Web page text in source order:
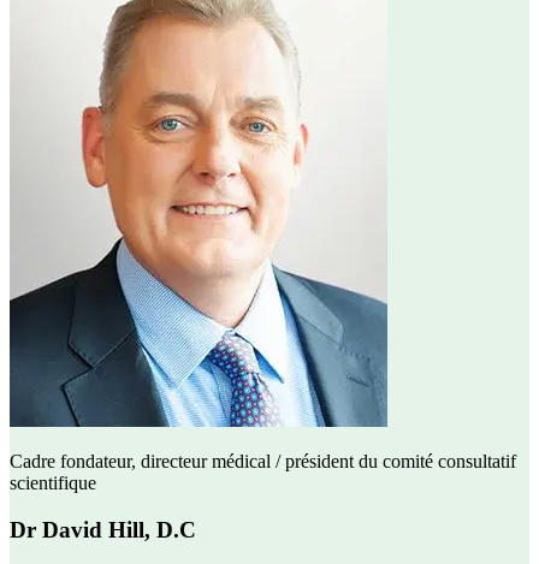
Cadre fondateur, directeur médical / président du comité consultatif
scientifique
Dr David Hill, D.C